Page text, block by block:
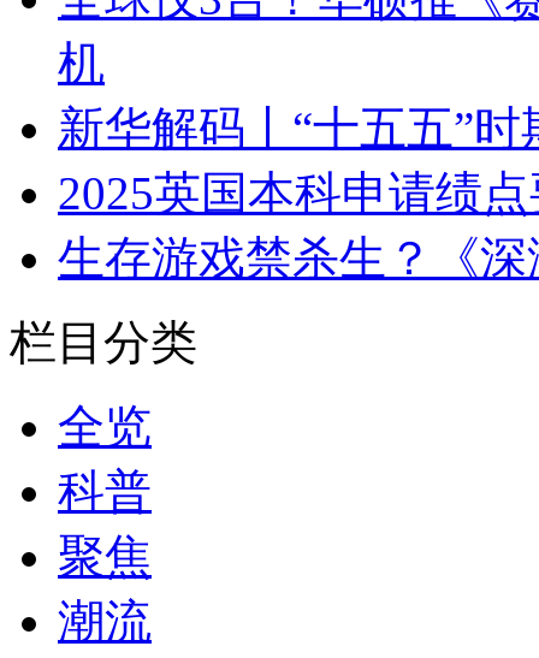
机
新华解码丨“十五五”
2025英国本科申请绩
生存游戏禁杀生？《
栏目分类
全览
科普
聚焦
潮流